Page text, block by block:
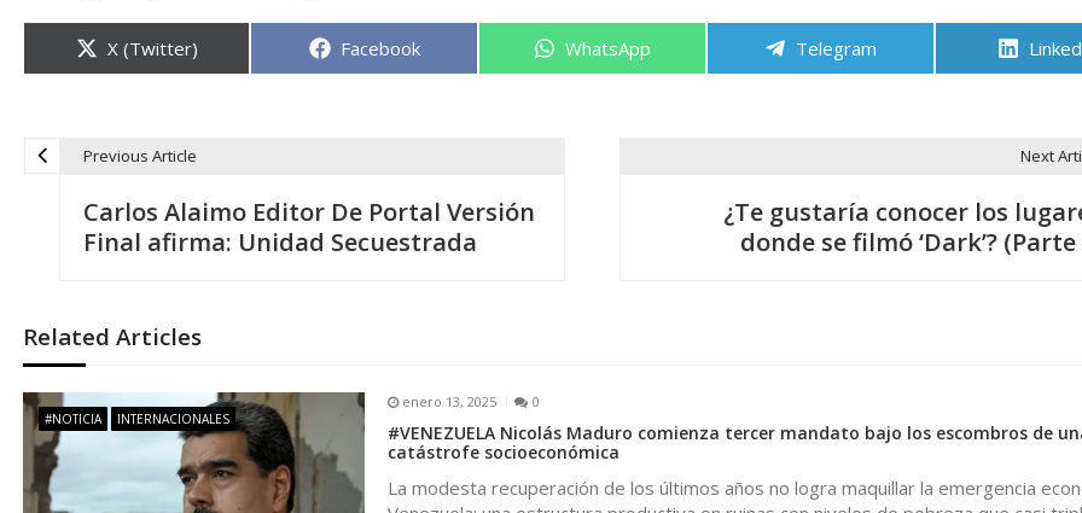
Compartir
en
X (Twitter) Compartir
Facebook Compartir
WhatsApp Compartir
Telegram
e
g
a
Previous Article
Carlos Alaimo Editor De Portal Versión
Final afirma: Unidad Secuestrada
Next
¿Te gustaría conocer los
donde se filmó ‘Dark’? (Parte
Related Articles
#NOTICIA INTERNACIONALES
enero 13, 2025 0
#VENEZUELA Nicolás Maduro comienza tercer mandato bajo los escombros de
catástrofe socioeconómica
La modesta recuperación de los últimos años no logra maquillar la emergencia